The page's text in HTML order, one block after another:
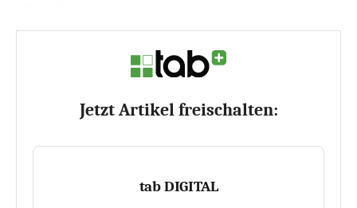
Jetzt Artikel freischalten:
tab DIGITAL